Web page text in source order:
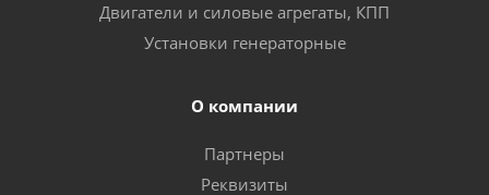
Двигатели и силовые агрегаты, КПП
Установки генераторные
О компании
Партнеры
Реквизиты